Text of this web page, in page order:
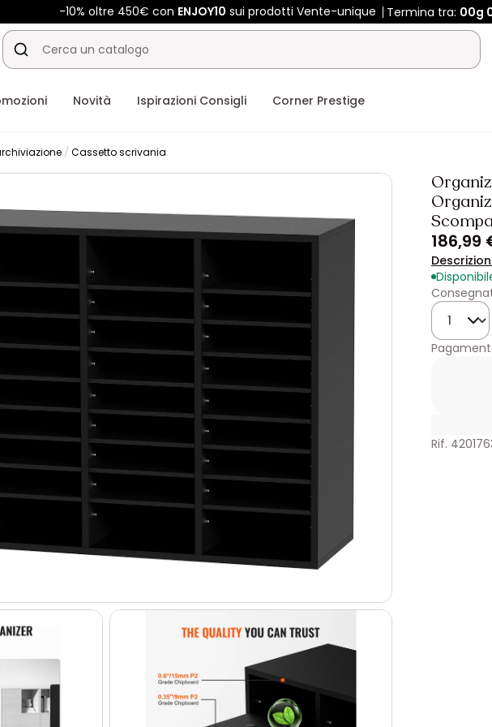
-10% oltre 450€ con ENJOY10 sui prodotti Vente-unique Termina tra: 00g
Novità Ispirazioni Consigli Corner Prestige
Cassetto scrivania
186,99
Quantità
Rif.